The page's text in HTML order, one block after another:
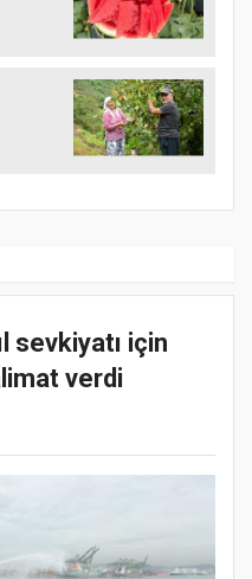
sevkiyatı için
verdi